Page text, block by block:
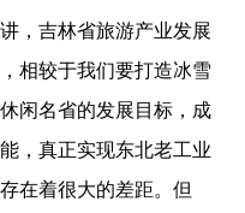
吉林省旅游产业发展
相较于我们要打造冰雪
闲名省的发展目标，成
，真正实现东北老工业
在着很大的差距。但